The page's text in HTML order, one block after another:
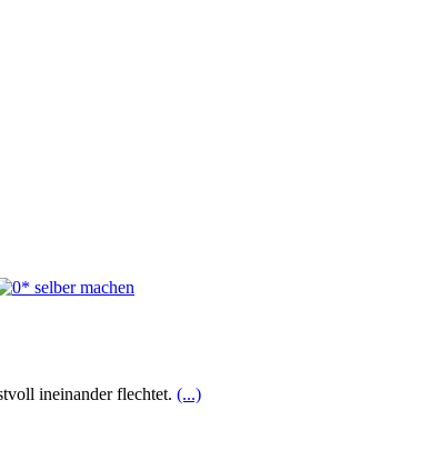
ineinander flechtet. (...)